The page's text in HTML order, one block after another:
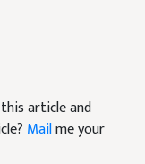
article and
Mailme your